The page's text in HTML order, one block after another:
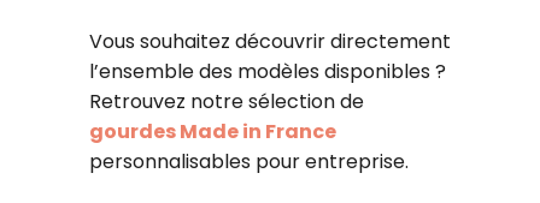
Vous souhaitez découvrir directement
l’ensemble des modèles disponibles ?
Retrouvez notre sélection de
gourdes Made in France
personnalisables pour entreprise.